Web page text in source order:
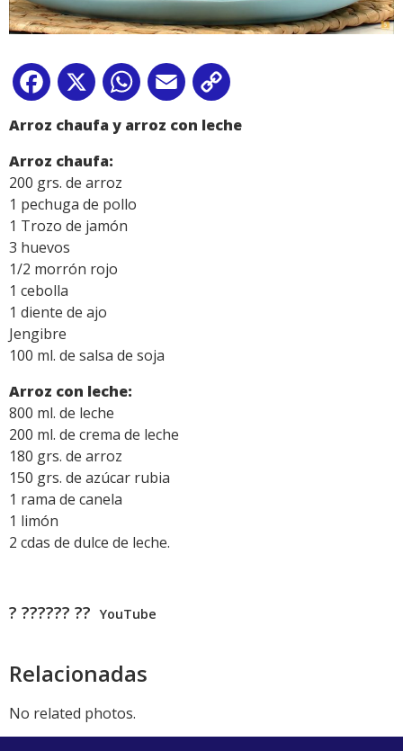
Facebook
X WhatsApp
Email
Link
Arroz chaufa y arroz con leche
Arroz chaufa:
200 grs. de arroz
1 pechuga de pollo
1 Trozo de jamón
3 huevos
1/2 morrón rojo
1 cebolla
1 diente de ajo
Jengibre
100 ml. de salsa de soja
Arroz con leche:
800 ml. de leche
200 ml. de crema de leche
180 grs. de arroz
150 grs. de azúcar rubia
1 rama de canela
1 limón
2 cdas de dulce de leche.
? ?????? ??YouTube
Relacionadas
No related photos.